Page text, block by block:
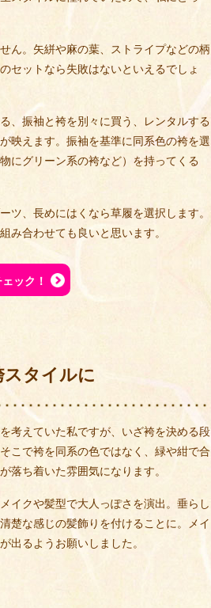
ん。矢絣や麻の葉、ストライプなどの柄
セットなら失敗はないといえるでしょ
、振袖と袴を別々に買う、レンタルする
映えます。振袖を基準に同系色の袴を選
にグリーン系の袴など）を持ってくる
ツ、長めにはくなら草履を選択します。
み合わせても良いと思います。
ック！
タイルに
考えていた私ですが、いざ袴を決める段
こで袴を同系の色ではなく、緑や紺で合
落ち着いた雰囲気になります。
イクや髪型で大人っぽさを演出。垂らし
楚な感じの髪飾りを付けることに。メイ
出るようお願いしました。